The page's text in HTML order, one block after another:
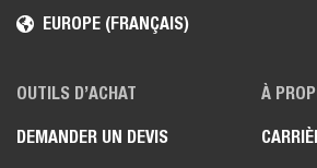
EUROPE (FRANÇAIS)
OUTILS D’ACHAT
DEMANDER UN DEVIS
À